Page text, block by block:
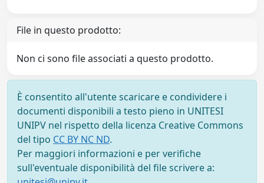
File in questo prodotto:
Non ci sono file associati a questo prodotto.
È consentito all'utente scaricare e condividere i
documenti disponibili a testo pieno in UNITESI
UNIPV nel rispetto della licenza Creative Commons
del tipo CC BY NC ND.
Per maggiori informazioni e per verifiche
sull'eventuale disponibilità del file scrivere a: